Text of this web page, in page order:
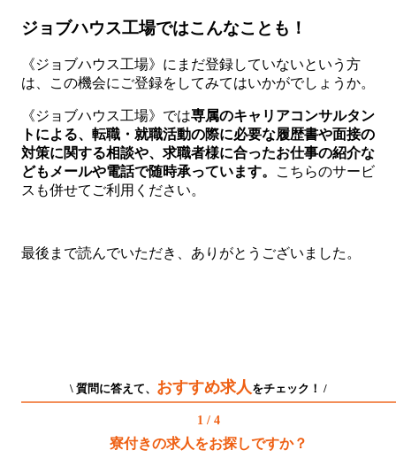
ジョブハウス工場ではこんなことも！
《ジョブハウス工場》にまだ登録していないという方
は、この機会にご登録をしてみてはいかがでしょうか。
《ジョブハウス工場》では専属のキャリアコンサルタン
トによる、転職・就職活動の際に必要な履歴書や面接の
対策に関する相談や、求職者様に合ったお仕事の紹介な
どもメールや電話で随時承っています。
こちらのサービ
スも併せてご利用ください。
最後まで読んでいただき、ありがとうございました。
\ 質問に答えて、 おすすめ求人をチェック！ /
1 / 4
寮付きの求人をお探しですか？